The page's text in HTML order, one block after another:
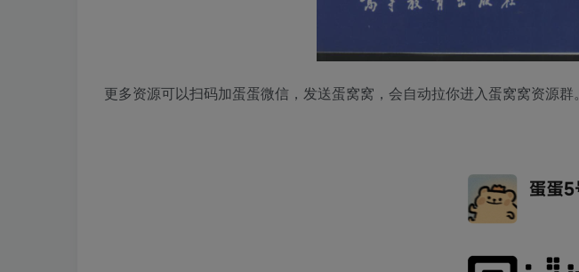
更多资源可以扫码加蛋蛋微信，发送蛋窝窝，会自动拉你进入蛋窝窝资源群。